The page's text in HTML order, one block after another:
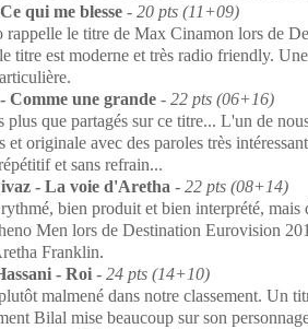
qui me blesse - 20 pts (11+09)
le titre de Max Cinamon lors de
titre est moderne et très radio friendly.
Comme une grande - 22 pts (06+16)
plus que partagés sur ce titre... L'un de
et originale avec des paroles très
et sans refrain...
- La voie d'Aretha - 22 pts (08+14)
bien produit et bien interprété,
Men lors de Destination Eurovision
Franklin.
- Roi - 24 pts (14+10)
malmené dans notre classement. Un
Bilal mise beaucoup sur son